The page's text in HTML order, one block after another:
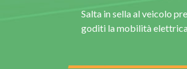
Salta in sella al veicolo
goditi la mobilità